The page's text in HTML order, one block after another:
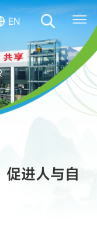
EN
促进人与自